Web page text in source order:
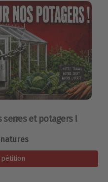
serres et potagers !